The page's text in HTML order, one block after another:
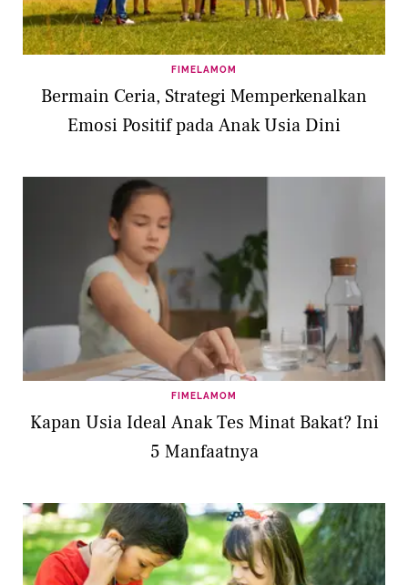
FIMELAMOM
Bermain Ceria, Strategi Memperkenalkan
Emosi Positif pada Anak Usia Dini
FIMELAMOM
Kapan Usia Ideal Anak Tes Minat Bakat? Ini
5 Manfaatnya